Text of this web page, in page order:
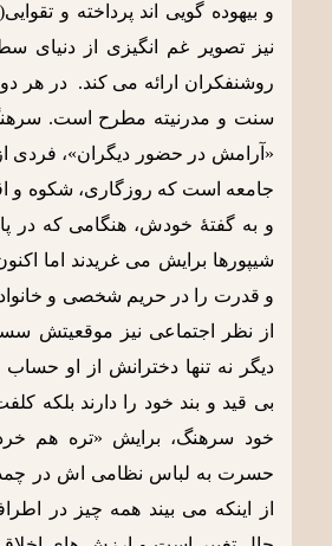
و بیهوده گویی اند پرداخته و
نیز تصویر غم انگیزی از
روشنفکران ارائه می کند. در هر دو
سنت و مدرنیته مطرح است.
«آرامش در حضور دیگران»، فردی از
جامعه است که روزگاری، شکوه و
و به گفتۀ خودش، هنگامی که در
شیپورها برایش می غریدند اما
و قدرت را در حریم شخصی و
از نظر اجتماعی نیز موقعیتش
دیگر نه تنها دخترانش از او
بی قید و بند خود را دارند بلکه
خود سرهنگ، برایش «تره هم
حسرت به لباس نظامی اش در
از اینکه می بیند همه چیز در